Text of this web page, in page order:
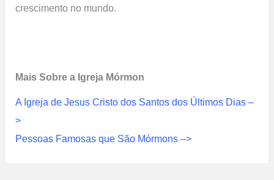
crescimento no mundo.
Mais Sobre a Igreja Mórmon
A Igreja de Jesus Cristo dos Santos dos Últimos Dias –
>
Pessoas Famosas que São Mórmons –>